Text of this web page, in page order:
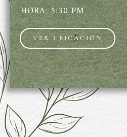
HORA: 5:30 PM
VER UBICACIÓN